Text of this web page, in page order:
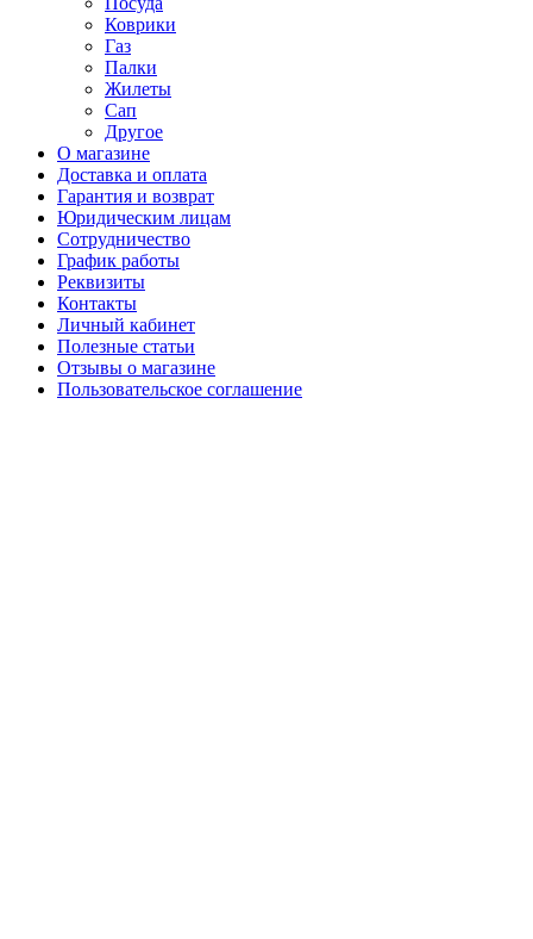
Коврики
Газ
Палки
Жилеты
Сап
Другое
О магазине
Доставка и оплата
Гарантия и возврат
Юридическим лицам
Сотрудничество
График работы
Реквизиты
Контакты
Личный кабинет
Полезные статьи
Отзывы о магазине
Пользовательское соглашение